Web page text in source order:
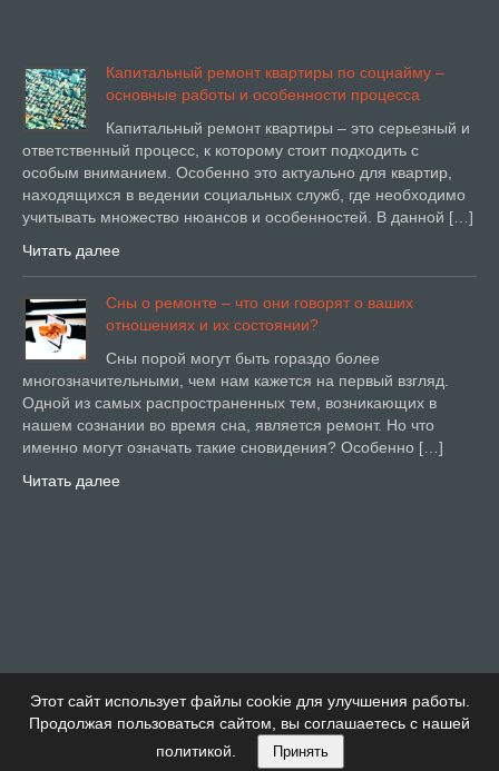
Этот сайт использует файлы cookie для улучшения работы.
Продолжая пользоваться сайтом, вы соглашаетесь с нашей
политикой.
Принять
Капитальный ремонт квартиры по соцнайму –
основные работы и особенности процесса
Капитальный ремонт квартиры – это серьезный и
ответственный процесс, к которому стоит подходить с
особым вниманием. Особенно это актуально для квартир,
находящихся в ведении социальных служб, где необходимо
учитывать множество нюансов и особенностей. В данной […]
Читать далее
Сны о ремонте – что они говорят о ваших
отношениях и их состоянии?
Сны порой могут быть гораздо более
многозначительными, чем нам кажется на первый взгляд.
Одной из самых распространенных тем, возникающих в
нашем сознании во время сна, является ремонт. Но что
именно могут означать такие сновидения? Особенно […]
Читать далее
Купи Дом Тема от Детский сад